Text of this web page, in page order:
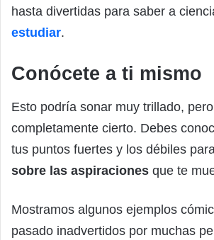
hasta divertidas para saber a
estudiar.
Conócete a ti mismo
Esto podría sonar muy trillado,
completamente cierto. Debes
tus puntos fuertes y los débiles
sobre las aspiraciones que te
Mostramos algunos ejemplos
pasado inadvertidos por muchas